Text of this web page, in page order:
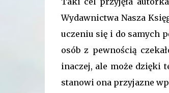
Wydawnictwa Nasza
uczeniu się i do samych
osób z pewnością
inaczej, ale może dzięki
stanowi ona przyjazne